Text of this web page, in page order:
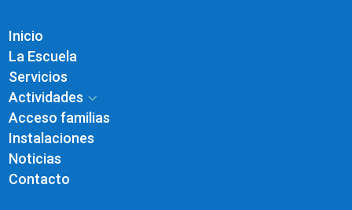
Inicio
La Escuela
Servicios
Actividades 3
Acceso familias
Instalaciones
Noticias
Contacto